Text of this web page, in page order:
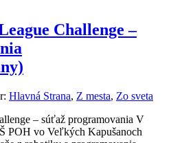
Challenge –
Hlavná Strana, Z mesta, Zo sveta
– súťaž programovania V
POH vo Veľkých Kapušanoch